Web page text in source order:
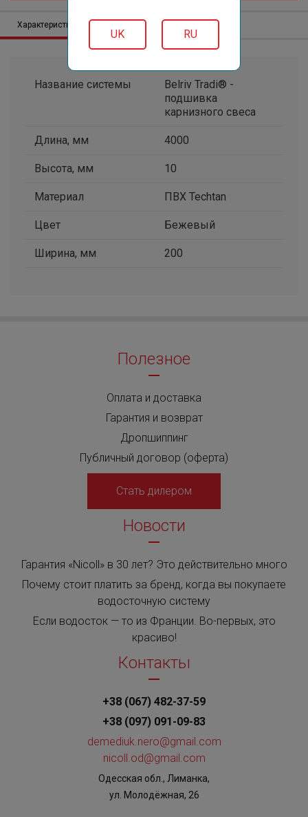
UK RU
Характеристики Описание Отзывов (0)
Название системы
Belriv Tradi® -
подшивка
карнизного свеса
Длина, мм 4000
Высота, мм 10
Материал ПВХ Techtan
Цвет Бежевый
Ширина, мм 200
Полезное
Оплата и доставка
Гарантия и возврат
Дропшиппинг
Публичный договор (оферта)
Стать дилером
Новости
Гарантия «Nicoll» в 30 лет? Это действительно много
Почему стоит платить за бренд, когда вы покупаете
водосточную систему
Если водосток — то из Франции. Во-первых, это
красиво!
Контакты
+38 (067) 482-37-59
+38 (097) 091-09-83
demediuk.nero@gmail.com
nicoll.od@gmail.com
Одесская обл., Лиманка,
ул. Молодёжная, 26